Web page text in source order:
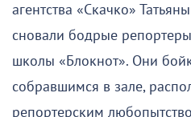
агентства «Скачко»
сновали бодрые
школы «Блокнот». Они
собравшимся в зале,
репортерским